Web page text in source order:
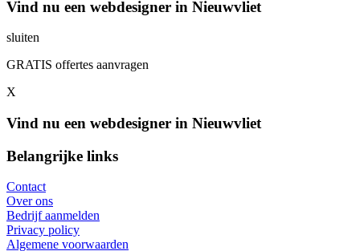
Vind nu een webdesigner in Nieuwvliet
sluiten
GRATIS offertes aanvragen
X
Vind nu een webdesigner in Nieuwvliet
Belangrijke links
Contact
Over ons
Bedrijf aanmelden
Privacy policy
Algemene voorwaarden